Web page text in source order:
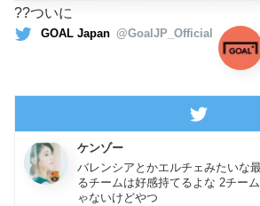
??ついに
GOAL Japan @GoalJP_Official
ケンゾー
バレンシアとかエルチェみたいな
るチームは好感持てるよな 2チー
ゃないけどやつ